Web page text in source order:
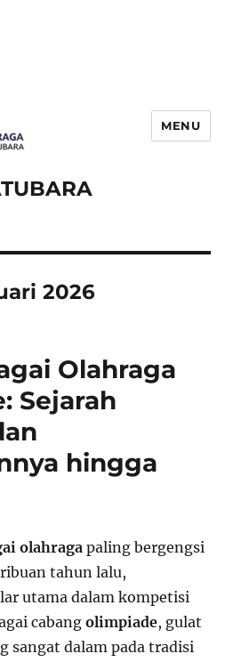
MENU
2026
Olahraga
Sejarah
hingga
olahraga paling bergengsi
tahun lalu,
utama dalam kompetisi
cabangolimpiade, gulat
sangat dalam pada tradisi